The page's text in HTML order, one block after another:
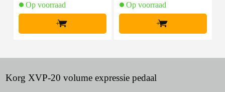
Op voorraad
+
Op voorraad
+
Korg XVP-20 volume expressie pedaal